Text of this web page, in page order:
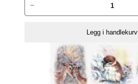
Rispapir
−
Legg i handlekurv